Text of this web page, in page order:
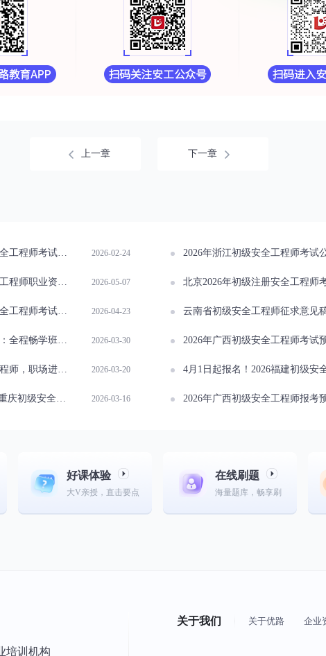
上一章 下一章
试时间安排汇总 2026-02-24 2026年浙江初级安全工程师考试公告出炉：9月5日
报考发布！7月4日考试 2026-05-07 北京2026年初级注册安全工程师考试通知发布！6月27日
发布！5月31日考试 2026-04-23 云南省初级安全工程师征求意见稿官宣！行业合规大势
班助力早日取证！ 2026-03-30 2026年广西初级安全工程师考试预公告已发布，详情
进阶的黄金通行证 2026-03-20 4月1日起报名！2026福建初级安全工程师考务工作通
程师报名公告已出 2026-03-16 2026年广西初级安全工程师报考预公告出
好课体验
大V亲授，直击要点
在线刷题
海量题库，畅享刷
培训机构
关于我们 关于优路 企业